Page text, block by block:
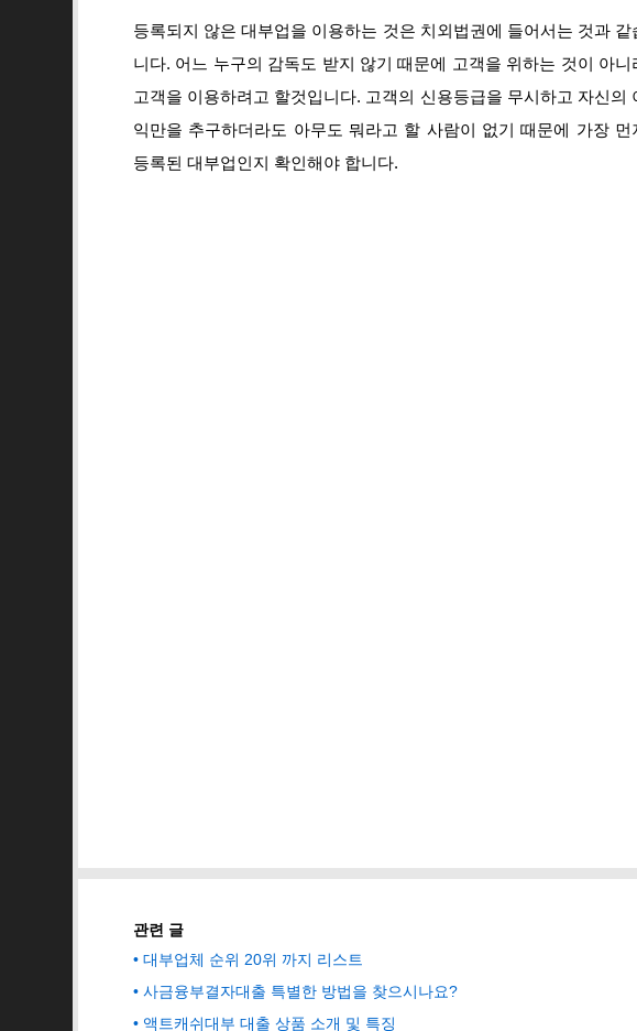
등록되지 않은 대부업을 이용하는 것은 치외법권에 들어서는 것과 같
니다. 어느 누구의 감독도 받지 않기 때문에 고객을 위하는 것이 아니
고객을 이용하려고 할것입니다. 고객의 신용등급을 무시하고 자신의
익만을 추구하더라도 아무도 뭐라고 할 사람이 없기 때문에 가장 먼
등록된 대부업인지 확인해야 합니다.
관련 글
대부업체 순위 20위 까지 리스트
사금융부결자대출 특별한 방법을 찾으시나요?
액트캐쉬대부 대출 상품 소개 및 특징